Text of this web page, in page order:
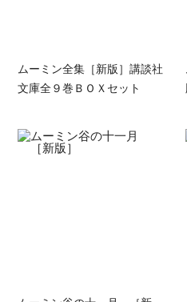
ムーミン全集［新版］講談社
文庫全９巻ＢＯＸセット